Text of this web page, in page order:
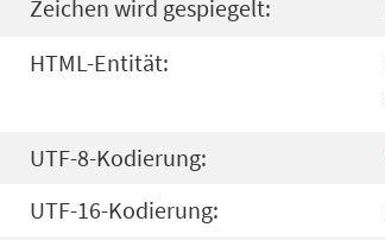
Zeichen wird gespiegelt:
HTML-Entität:
UTF-8-Kodierung:
UTF-16-Kodierung: